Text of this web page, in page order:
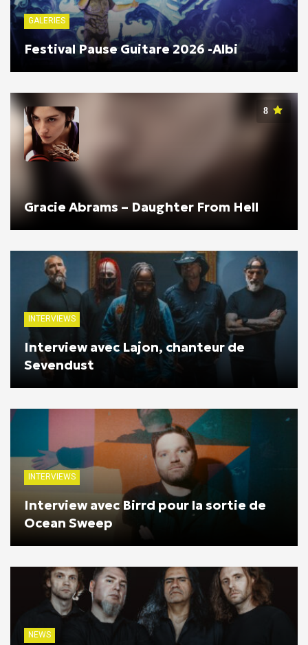
GALERIES
Festival Pause Guitare 2026 -Albi
8
Gracie Abrams – Daughter From Hell
INTERVIEWS
Interview avec Lajon, chanteur de
Sevendust
INTERVIEWS
Interview avec Birrd pour la sortie de
Ocean Sweep
NEWS